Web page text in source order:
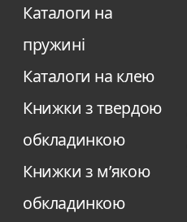
Каталоги на
пружині
Каталоги на клею
Книжки з твердою
обкладинкою
Книжки з м’якою
обкладинкою